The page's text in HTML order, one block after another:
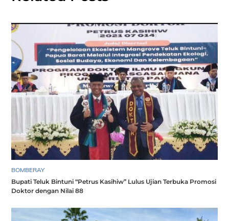
BOMBERAY
Bupati Teluk Bintuni “Petrus Kasihiw” Lulus Ujian Terbuka Promosi
Doktor dengan Nilai 88